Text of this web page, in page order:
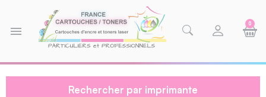
menu
0
Rechercher par imprimante